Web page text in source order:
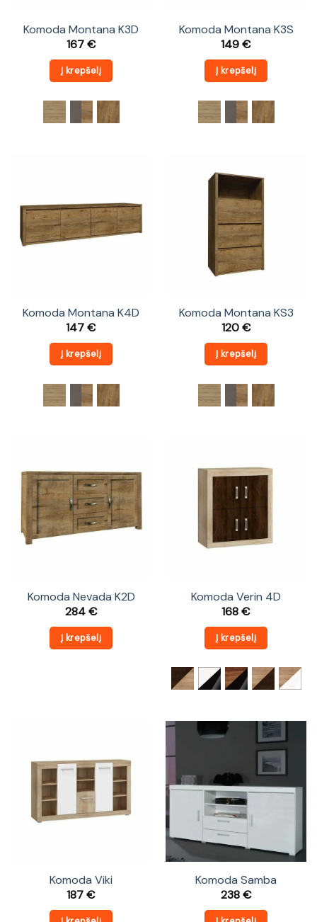
Komoda Montana K3D
167€
Į krepšelį
Komoda Montana K3S
149€
Į krepšelį
Komoda Montana K4D
147€
Į krepšelį
Komoda Montana KS3
120€
Į krepšelį
Komoda Nevada K2D
284€
Į krepšelį
Komoda Verin 4D
168€
Į krepšelį
Komoda Viki
187€
Komoda Samba
238€